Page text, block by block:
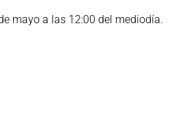
mayo a las 12:00 del mediodía.